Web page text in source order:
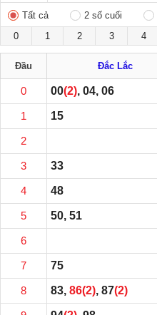
Tất cả 2 số cuối
0
1 2 3 4
Đầu Đắc Lắc
0 00(2), 04, 06
1 15
2
3 33
4 48
5 50, 51
6
7 75
8 83, 86(2), 87(2)